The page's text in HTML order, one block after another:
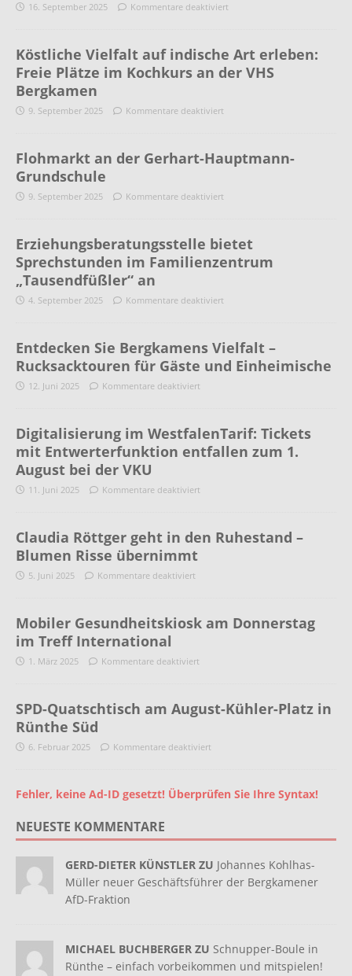
16. September 2025 Kommentare deaktiviert
Köstliche Vielfalt auf indische Art erleben:
Freie Plätze im Kochkurs an der VHS
Bergkamen
9. September 2025 Kommentare deaktiviert
Flohmarkt an der Gerhart-Hauptmann-
Grundschule
9. September 2025 Kommentare deaktiviert
Erziehungsberatungsstelle bietet
Sprechstunden im Familienzentrum
„Tausendfüßler“ an
4. September 2025 Kommentare deaktiviert
Entdecken Sie Bergkamens Vielfalt –
Rucksacktouren für Gäste und Einheimische
12. Juni 2025 Kommentare deaktiviert
Digitalisierung im WestfalenTarif: Tickets
mit Entwerterfunktion entfallen zum 1.
August bei der VKU
11. Juni 2025 Kommentare deaktiviert
Claudia Röttger geht in den Ruhestand –
Blumen Risse übernimmt
5. Juni 2025 Kommentare deaktiviert
Mobiler Gesundheitskiosk am Donnerstag
im Treff International
1. März 2025 Kommentare deaktiviert
SPD-Quatschtisch am August-Kühler-Platz in
Rünthe Süd
6. Februar 2025 Kommentare deaktiviert
Fehler, keine Ad-ID gesetzt! Überprüfen Sie Ihre Syntax!
NEUESTE KOMMENTARE
GERD-DIETER KÜNSTLER ZU Johannes Kohlhas-
Müller neuer Geschäftsführer der Bergkamener
AfD-Fraktion
MICHAEL BUCHBERGER ZU Schnupper-Boule in
Rünthe – einfach vorbeikommen und mitspielen!